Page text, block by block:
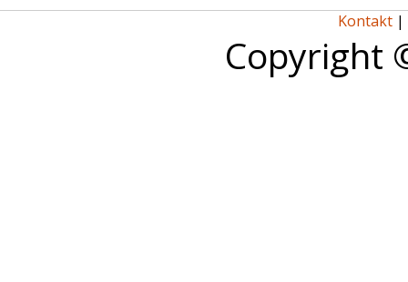
Kontakt |
Copyright